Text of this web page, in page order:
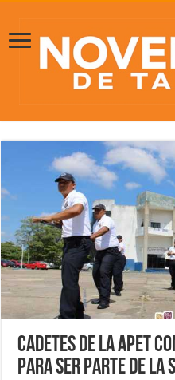
Cadetes de la APET
para ser parte de la